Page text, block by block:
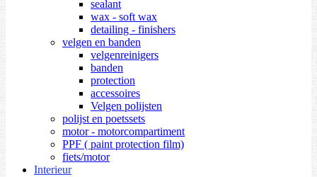
sealant
wax - soft wax
detailing - finishers
velgen en banden
velgenreinigers
banden
protection
accessoires
Velgen polijsten
polijst en poetssets
motor - motorcompartiment
PPF ( paint protection film)
fiets/motor
Interieur